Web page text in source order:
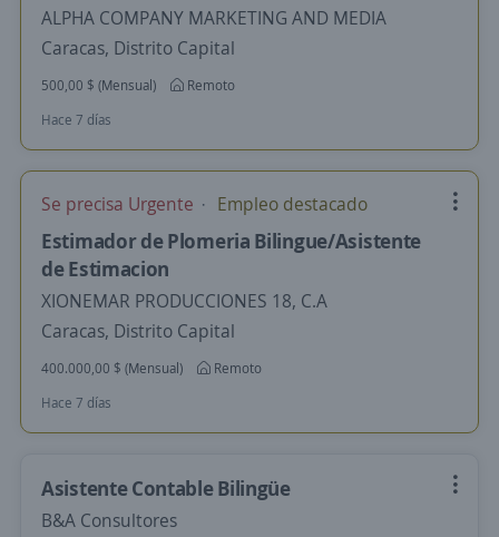
ALPHA COMPANY MARKETING AND MEDIA
Caracas, Distrito Capital
500,00 $ (Mensual)
Remoto
Hace 7 días
Se precisa Urgente Empleo destacado
Estimador de Plomeria Bilingue/Asistente
de Estimacion
XIONEMAR PRODUCCIONES 18, C.A
Caracas, Distrito Capital
400.000,00 $ (Mensual)
Remoto
Hace 7 días
Asistente Contable Bilingüe
B&A Consultores